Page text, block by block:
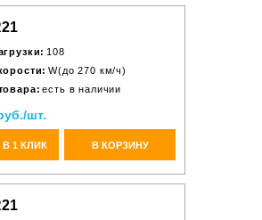
108
W(до 270 км/ч)
есть в наличии
шт.
1 КЛИК В КОРЗИНУ